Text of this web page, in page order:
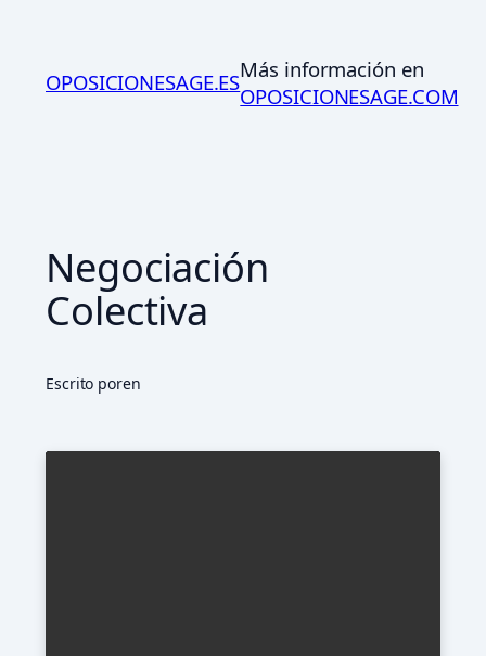
contenido
OPOSICIONESAGE.ESMás información en
OPOSICIONESAGE.COM
Negociación
Colectiva
Escrito poren